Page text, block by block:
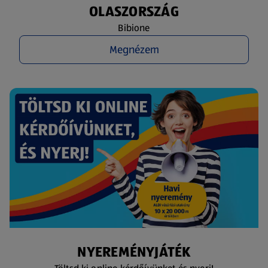
OLASZORSZÁG
Bibione
Megnézem
NYEREMÉNYJÁTÉK